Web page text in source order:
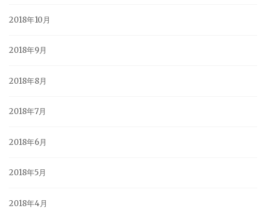
2018年10月
2018年9月
2018年8月
2018年7月
2018年6月
2018年5月
2018年4月